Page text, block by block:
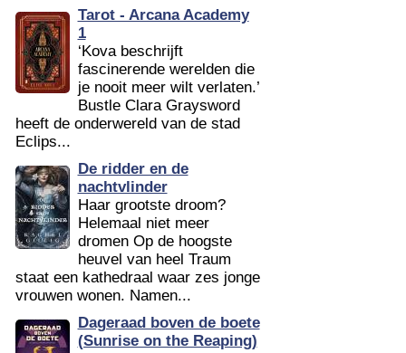
Tarot - Arcana Academy
1
‘Kova beschrijft
fascinerende werelden die
je nooit meer wilt verlaten.’
Bustle Clara Graysword
heeft de onderwereld van de stad
Eclips...
De ridder en de
nachtvlinder
Haar grootste droom?
Helemaal niet meer
dromen Op de hoogste
heuvel van heel Traum
staat een kathedraal waar zes jonge
vrouwen wonen. Namen...
Dageraad boven de boete
(Sunrise on the Reaping)